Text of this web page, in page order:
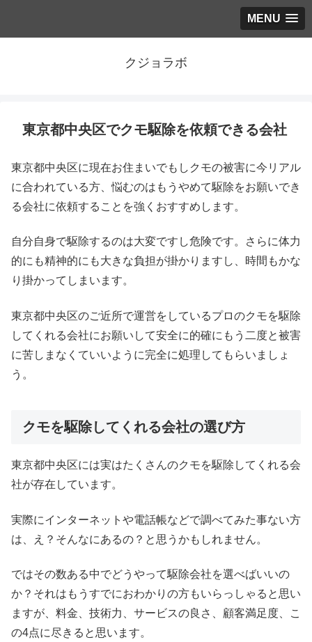
MENU
クジョラボ
東京都中央区でクモ駆除を依頼できる会社
東京都中央区に現在お住まいでもしクモの被害に今リアル
に合われている方、悩むのはもうやめて駆除をお願いでき
る会社に依頼することを強くおすすめします。
自分自身で駆除するのは大変ですし危険です。さらに体力
的にも精神的にも大きな負担が掛かりますし、時間もかな
り掛かってしまいます。
東京都中央区のご近所で運営をしているプロのクモを駆除
してくれる会社にお願いして安全に的確にもう二度と被害
に苦しまなくていいように完全に処理してもらいましょ
う。
クモを駆除してくれる会社の選び方
東京都中央区には実はたくさんのクモを駆除してくれる会
社が存在しています。
実際にインターネットや電話帳などで調べてみた事ない方
は、え？そんなにあるの？と思うかもしれません。
ではその数ある中でどうやって駆除会社を選べばいいの
か？それはもうすでにおわかりの方もいらっしゃると思い
ますが、料金、技術力、サービスの良さ、顧客満足度、こ
の4点に尽きると思います。